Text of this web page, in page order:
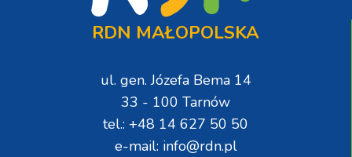
RDN MAŁOPOLSKA
ul. gen. Józefa Bema 14
33 - 100 Tarnów
tel.: +48 14 627 50 50
e-mail: info@rdn.pl